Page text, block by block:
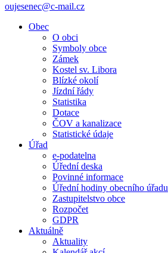
oujesenec@c-mail.cz
Obec
O obci
Symboly obce
Zámek
Kostel sv. Libora
Blízké okolí
Jízdní řády
Statistika
Dotace
ČOV a kanalizace
Statistické údaje
Úřad
e-podatelna
Úřední deska
Povinné informace
Úřední hodiny obecního úřadu
Zastupitelstvo obce
Rozpočet
GDPR
Aktuálně
Aktuality